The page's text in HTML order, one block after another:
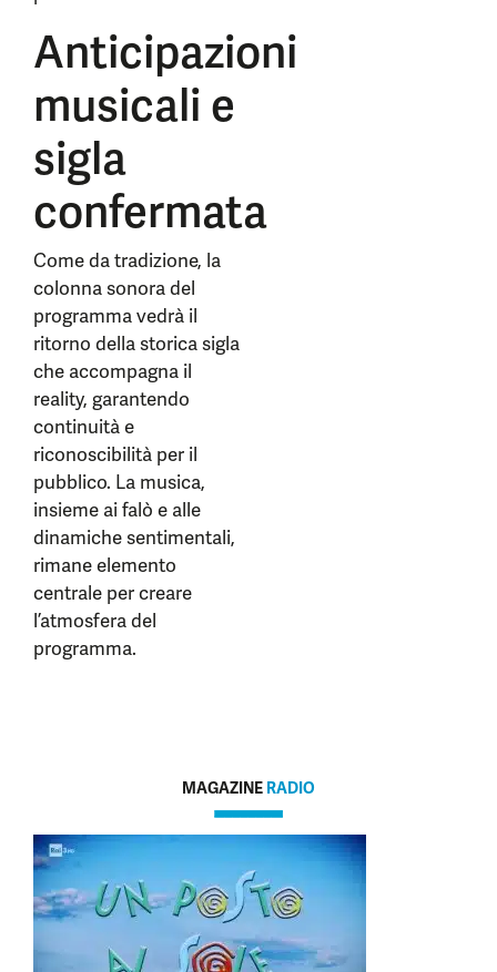
Anticipazioni
musicali e
sigla
confermata
Come da tradizione, la
colonna sonora del
programma vedrà il
ritorno della storica sigla
che accompagna il
reality, garantendo
continuità e
riconoscibilità per il
pubblico. La musica,
insieme ai falò e alle
dinamiche sentimentali,
rimane elemento
centrale per creare
l’atmosfera del
programma.
MAGAZINE RADIO